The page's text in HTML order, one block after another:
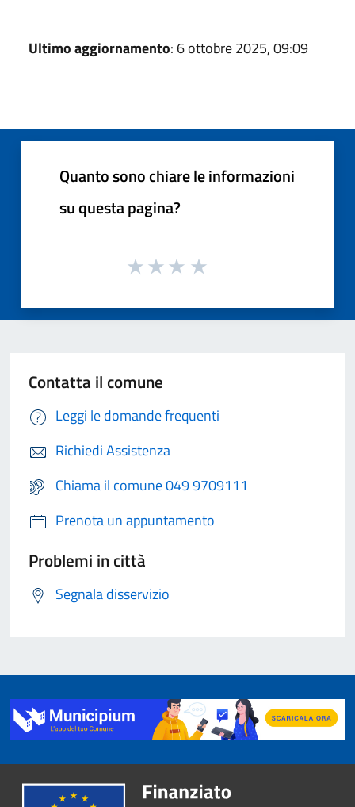
Ultimo aggiornamento: 6 ottobre 2025, 09:09
Quanto sono chiare le informazioni
su questa pagina?
Contatta il comune
Leggi le domande frequenti
Richiedi Assistenza
Chiama il comune 049 9709111
Prenota un appuntamento
Problemi in città
Segnala disservizio